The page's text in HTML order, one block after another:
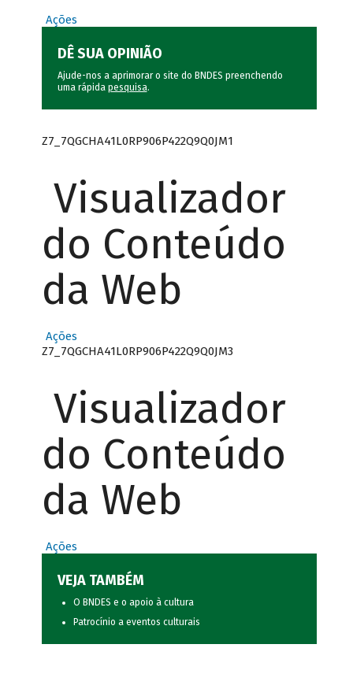
Ações
DÊ SUA OPINIÃO
Ajude-nos a aprimorar o site do BNDES preenchendo
uma rápida pesquisa.
Z7_7QGCHA41L0RP906P422Q9Q0JM1
Visualizador
do Conteúdo
da Web
Ações
Z7_7QGCHA41L0RP906P422Q9Q0JM3
Visualizador
do Conteúdo
da Web
Ações
VEJA TAMBÉM
O BNDES e o apoio à cultura
Patrocínio a eventos culturais